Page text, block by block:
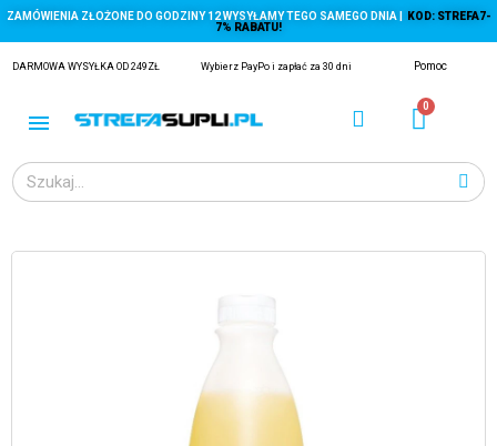
ZAMÓWIENIA ZŁOŻONE DO GODZINY 12 WYSYŁAMY TEGO SAMEGO DNIA |
KOD: STREFA7-
7% RABATU!
DARMOWA WYSYŁKA OD 249ZŁ Wybierz PayPo i zapłać za 30 dni Pomoc